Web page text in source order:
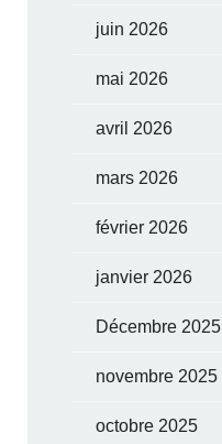
juin 2026
mai 2026
avril 2026
mars 2026
février 2026
janvier 2026
Décembre 2025
novembre 2025
octobre 2025